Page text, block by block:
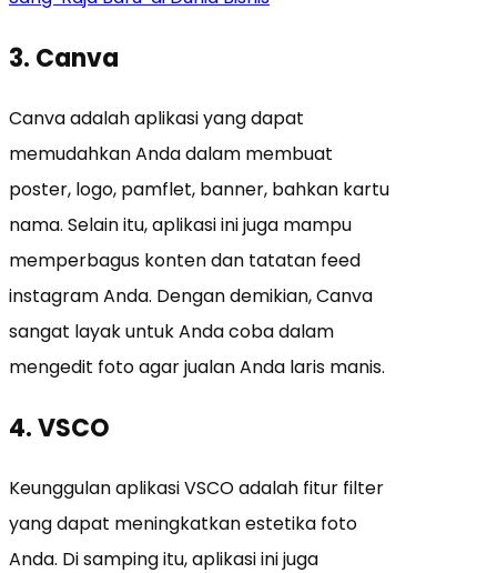
3. Canva
Canva adalah aplikasi yang dapat
memudahkan Anda dalam membuat
poster, logo, pamflet, banner, bahkan kartu
nama. Selain itu, aplikasi ini juga mampu
memperbagus konten dan tatatan feed
instagram Anda. Dengan demikian, Canva
sangat layak untuk Anda coba dalam
mengedit foto agar jualan Anda laris manis.
4. VSCO
Keunggulan aplikasi VSCO adalah fitur filter
yang dapat meningkatkan estetika foto
Anda. Di samping itu, aplikasi ini juga